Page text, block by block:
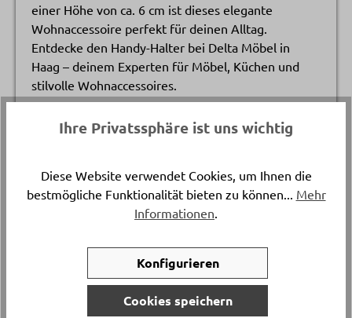
einer Höhe von ca. 6 cm ist dieses elegante
Wohnaccessoire perfekt für deinen Alltag.
Entdecke den Handy-Halter bei Delta Möbel in
Haag – deinem Experten für Möbel, Küchen und
stilvolle Wohnaccessoires.
Artikelnummer
Versand & Lieferung
Ihre Privatssphäre ist uns wichtig
Diese Website verwendet Cookies, um Ihnen die
bestmögliche Funktionalität bieten zu können... Mehr
Informationen.
Konfigurieren
Cookies speichern